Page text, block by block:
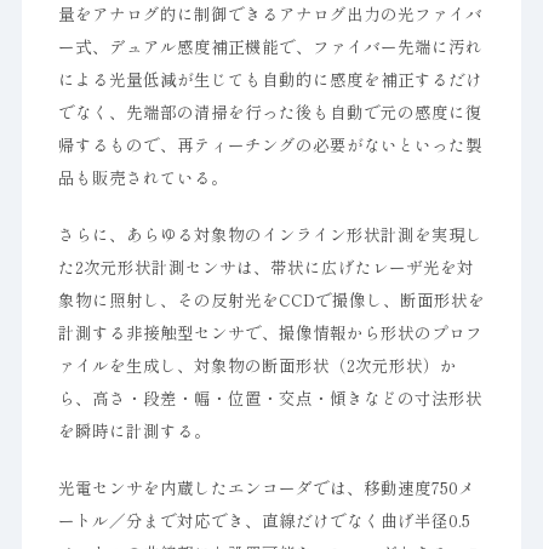
量をアナログ的に制御できるアナログ出力の光ファイバ
ー式、デュアル感度補正機能で、ファイバー先端に汚れ
による光量低減が生じても自動的に感度を補正するだけ
でなく、先端部の清掃を行った後も自動で元の感度に復
帰するもので、再ティーチングの必要がないといった製
品も販売されている。
さらに、あらゆる対象物のインライン形状計測を実現し
た2次元形状計測センサは、帯状に広げたレーザ光を対
象物に照射し、その反射光をCCDで撮像し、断面形状を
計測する非接触型センサで、撮像情報から形状のプロフ
ァイルを生成し、対象物の断面形状（2次元形状）か
ら、高さ・段差・幅・位置・交点・傾きなどの寸法形状
を瞬時に計測する。
光電センサを内蔵したエンコーダでは、移動速度750メ
ートル／分まで対応でき、直線だけでなく曲げ半径0.5